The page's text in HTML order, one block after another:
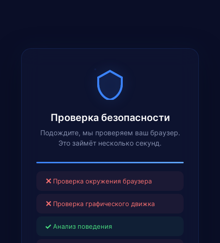
Проверка безопасности
Подождите, мы проверяем ваш браузер.
Это займёт несколько секунд.
✕ Проверка окружения браузера
✕ Проверка графического движка
✓ Анализ поведения